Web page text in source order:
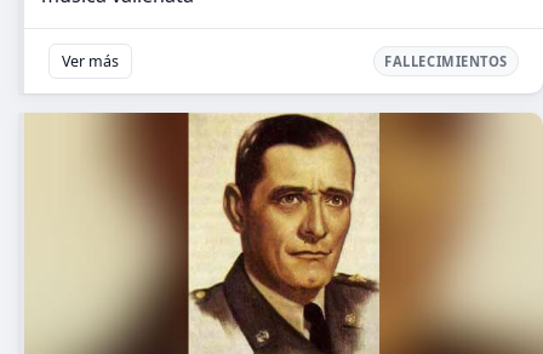
Ver más FALLECIMIENTOS